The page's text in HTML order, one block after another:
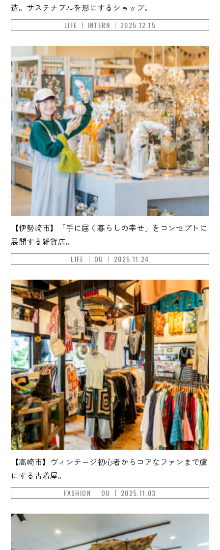
造。サステナブルを形にするショップ。
LIFE INTERN 2025.12.15
【伊勢崎市】「手に届く暮らしの幸せ」をコンセプトに
展開する雑貨店。
LIFE OU 2025.11.24
【高崎市】ヴィンテージ初心者からコアなファンまで虜
にする古着屋。
FASHION OU 2025.11.03